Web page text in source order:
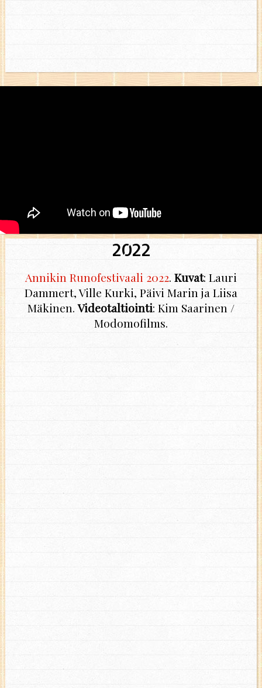
2022
Annikin Runofestivaali 2022. Kuvat: Lauri
Dammert, Ville Kurki, Päivi Marin ja Liisa
Mäkinen.Videotaltiointi: Kim Saarinen /
Modomofilms.